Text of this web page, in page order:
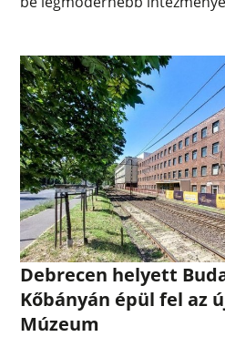
Debrecen helyett
Kőbányán épül fel az
Múzeum